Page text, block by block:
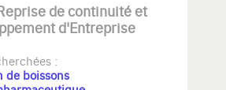
de continuité et
d'Entreprise
:
de boissons